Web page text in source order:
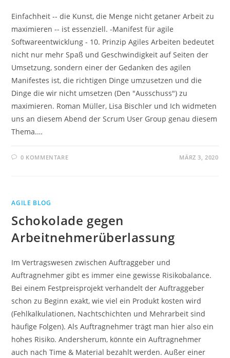
Einfachheit -- die Kunst, die Menge nicht getaner Arbeit zu
maximieren -- ist essenziell. -Manifest für agile
Softwareentwicklung - 10. Prinzip Agiles Arbeiten bedeutet
nicht nur mehr Spaß und Geschwindigkeit auf Seiten der
Umsetzung, sondern einer der Gedanken des agilen
Manifestes ist, die richtigen Dinge umzusetzen und die
Dinge die wir nicht umsetzen (Den "Ausschuss") zu
maximieren. Roman Müller, Lisa Bischler und Ich widmeten
uns an diesem Abend der Scrum User Group genau diesem
Thema.…
0 KOMMENTARE MÄRZ 3, 2020
AGILE BLOG
Schokolade gegen
Arbeitnehmerüberlassung
Im Vertragswesen zwischen Auftraggeber und
Auftragnehmer gibt es immer eine gewisse Risikobalance.
Bei einem Festpreisprojekt verhandelt der Auftraggeber
schon zu Beginn exakt, wie viel ein Produkt kosten wird
(Fehlkalkulationen, Nachtschichten und Mehrarbeit sind
häufige Folgen). Als Auftragnehmer trägt man hier also ein
hohes Risiko. Andersherum, könnte ein Auftragnehmer
auch nach Time & Material bezahlt werden. Außer einer